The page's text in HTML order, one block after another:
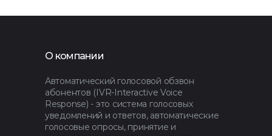
О компании
Автоматический голосовой обзвон
абонентов (IVR-Interactive Voice
Response) - это система голосовых
уведомлений и ответов, автоматические
голосовые опросы, принятие и